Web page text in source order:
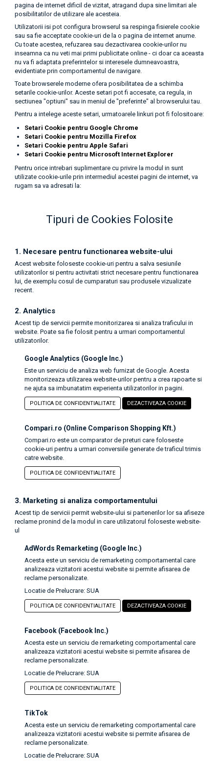
pagina de internet dificil de vizitat, atragand dupa sine limitari ale
posibilitatilor de utilizare ale acesteia.
Utilizatorii isi pot configura browserul sa respinga fisierele cookie
sau sa fie acceptate cookie-uri de la o pagina de internet anume.
Cu toate acestea, refuzarea sau dezactivarea cookie-urilor nu
inseamna ca nu veti mai primi publicitate online - ci doar ca aceasta
nu va fi adaptata preferintelor si interesele dumneavoastra,
evidentiate prin comportamentul de navigare.
Toate browserele moderne ofera posibilitatea de a schimba
setarile cookie-urilor. Aceste setari pot fi accesate, ca regula, in
sectiunea "optiuni" sau in meniul de "preferinte" al browserului tau.
Pentru a intelege aceste setari, urmatoarele linkuri pot fi folositoare:
Setari Cookie pentru Google Chrome
Setari Cookie pentru Mozilla Firefox
Setari Cookie pentru Apple Safari
Setari Cookie pentru Microsoft Internet Explorer
Pentru orice intrebari suplimentare cu privire la modul in sunt
utilizate cookie-urile prin intermediul acestei pagini de internet, va
rugam sa va adresati la:
Tipuri de Cookies Folosite
1. Necesare pentru functionarea website-ului
Acest website foloseste cookie-uri pentru a salva sesiunile
utilizatorilor si pentru activitati strict necesare pentru functionarea
lui, de exemplu cosul de cumparaturi sau produsele vizualizate
recent.
2. Analytics
Acest tip de servicii permite monitorizarea si analiza traficului in
website. Poate sa fie folosit pentru a urmari comportamentul
utilizatorilor.
Google Analytics (Google Inc.)
Este un serviciu de analiza web furnizat de Google. Acesta
monitorizeaza utilizarea website-urilor pentru a crea rapoarte si
ne ajuta sa imbunatatim experienta utilizatorilor in pagini.
POLITICA DE CONFIDENTIALITATE DEZACTIVEAZA COOKIE
Compari.ro (Online Comparison Shopping Kft.)
Compari.ro este un comparator de preturi care foloseste
cookie-uri pentru a urmari conversiile generate de traficul trimis
catre website.
POLITICA DE CONFIDENTIALITATE
3. Marketing si analiza comportamentului
Acest tip de servicii permit website-ului si partenerilor lor sa afiseze
reclame pronind de la modul in care utilizatorul foloseste website-
ul
AdWords Remarketing (Google Inc.)
Acesta este un serviciu de remarketing comportamental care
analizeaza vizitatorii acestui website si permite afisarea de
reclame personalizate.
Locatie de Prelucrare: SUA
POLITICA DE CONFIDENTIALITATE DEZACTIVEAZA COOKIE
Facebook (Facebook Inc.)
Acesta este un serviciu de remarketing comportamental care
analizeaza vizitatorii acestui website si permite afisarea de
reclame personalizate.
Locatie de Prelucrare: SUA
POLITICA DE CONFIDENTIALITATE
TikTok
Acesta este un serviciu de remarketing comportamental care
analizeaza vizitatorii acestui website si permite afisarea de
reclame personalizate.
Locatie de Prelucrare: SUA